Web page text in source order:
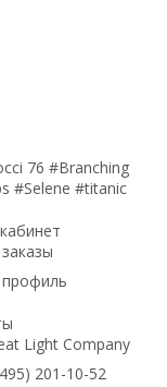
76 #Branching
#Selene #titanic
Light Company
201-10-52